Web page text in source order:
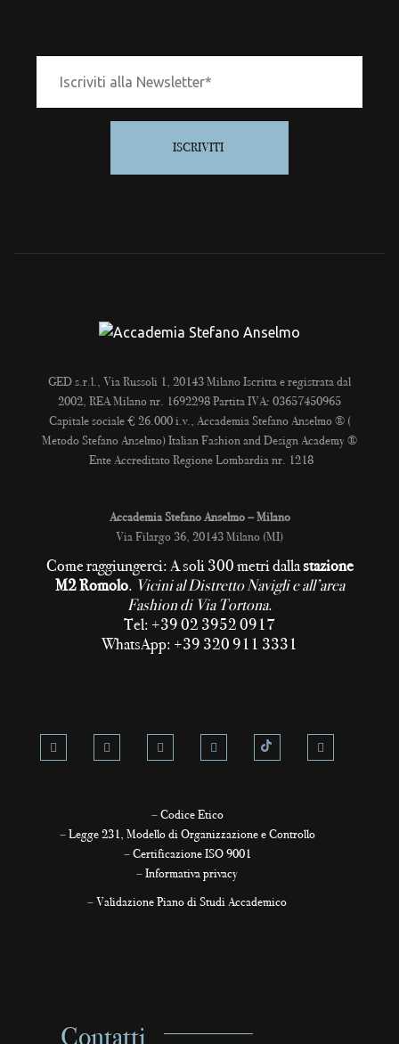
ISCRIVITI
GED s.r.l., Via Russoli 1, 20143 Milano Iscritta e registrata dal
2002, REA Milano nr. 1692298 Partita IVA: 03657450965
Capitale sociale € 26.000 i.v., Accademia Stefano Anselmo ® (
Metodo Stefano Anselmo) Italian Fashion and Design Academy ®
Ente Accreditato Regione Lombardia nr. 1218
Accademia Stefano Anselmo – Milano
Via Filargo 36, 20143 Milano (MI)
Come raggiungerci: A soli 300 metri dallastazione
M2 Romolo. Vicini al Distretto Navigli e all’area
Fashion di Via Tortona.
Tel: +39 02 3952 0917
WhatsApp: +39 320 911 3331
–Codice Etico
–Legge 231, Modello di Organizzazione e Controllo
–Certificazione ISO 9001
–Informativa privacy
–Validazione Piano di Studi Accademico
Contatti